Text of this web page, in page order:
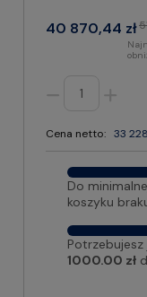
40 870,44 zł
Cena netto: 33
Do
koszyku
Potrzebujesz
1000.00 zł